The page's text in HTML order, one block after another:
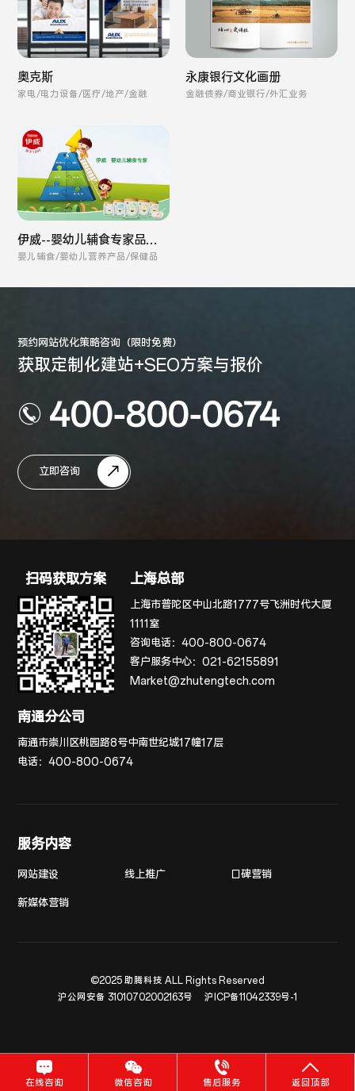
奥克斯
家电/电力设备/医疗/地产/金融
永康银行文化画册
金融债券/商业银行/外汇业务
伊威--婴幼儿辅食专家品牌
全案
婴儿辅食/婴幼儿营养产品/保健品
预约网站优化策略咨询（限时免费）
获取定制化建站+SEO方案与报价
400-800-0674
立即咨询
扫码获取方案 上海总部
上海市普陀区中山北路1777号飞洲时代大厦
1111室
咨询电话：400-800-0674
客户服务中心：021-62155891
Market@zhutengtech.com
南通分公司
南通市崇川区桃园路8号中南世纪城17幢17层
电话：400-800-0674
服务内容
网站建设 线上推广 口碑营销
新媒体营销
©2025 助腾科技 ALL Rights Reserved
沪公网安备 31010702002163号
沪ICP备11042339号-1
在线咨询 微信咨询 售后服务 返回顶部